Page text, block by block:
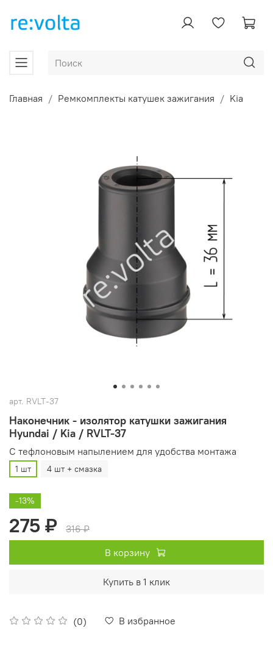
Главная Ремкомплекты катушек зажигания Kia
арт. RVLT-37
Наконечник - изолятор катушки зажигания
Hyundai / Kia / RVLT-37
(0) В избранное
С тефлоновым напылением для удобства монтажа
1 шт 4 шт + смазка
-13%
275 ₽
316 ₽
В корзину
Купить в 1 клик